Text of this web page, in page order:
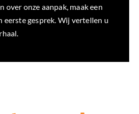
over onze aanpak, maak een
eerste gesprek. Wij vertellen u